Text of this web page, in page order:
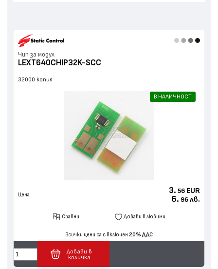
Чип за модул
LEXT640CHIP32K-SCC
32000 копия
В НАЛИЧНОСТ
Цена 3. 56 EUR
6. 96 лв.
Сравни Добави в любими
Всички цени са с включен 20% ДДС
Добави в
количка